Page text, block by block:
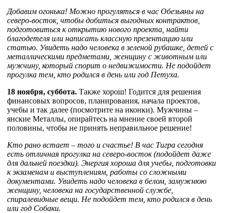
Добавим огонька! Можно прогуляться в час Обезьяны на
северо-восток, чтобы добиться выгодных контрактов,
подготовиться к открытию нового проекта, найти
благодетеля или написать классную презентацию или
статью. Увидеть надо человека в зеленой рубашке, детей с
металлическими предметами, женщину с животным или
мужчину, который спорит о недвижимости. Не подойдет
прогулка тем, кто родился в день или год Петуха.
18 ноября, суббота. Также хорош! Годится для решения
финансовых вопросов, планирования, начала проектов,
учебы и так далее (посмотрите на иконки). Мужчины –
янские Металлы, опирайтесь на мнение своей второй
половины, чтобы не принять неправильное решение!
Кто рано встает – того и счастье! В час Тигра сегодня
есть отличная прогулка на северо-восток (подойдет даже
для дальней поездки). Энергия хороша для учебы, подготовки
к экзаменам и выступлениям, работы со сложными
документами. Увидеть надо человека в белом, замужнюю
женщину, человека на государственной службе,
спиралевидные вещи. Не подойдет тем, кто родился в день
или год Собаки.